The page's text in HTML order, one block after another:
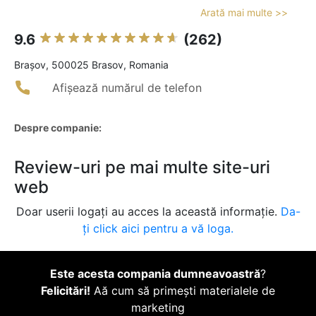
Arată mai multe >>
9.6 (262)
Braşov, 500025 Brasov, Romania
Afișează numărul de telefon
Despre companie:
Review-uri pe mai multe site-uri
web
Doar userii logați au acces la această informație. Da-
ți click aici pentru a vă loga.
Este acesta compania dumneavoastră?
Felicitări! Aă cum să primești materialele de
marketing